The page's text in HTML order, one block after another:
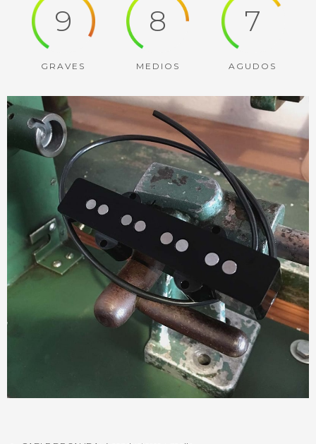
9
GRAVES
8
MEDIOS
7
AGUDOS